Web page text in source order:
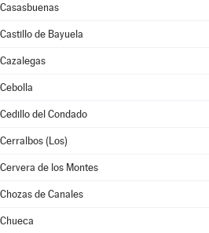
Casasbuenas
Castillo de Bayuela
Cazalegas
Cebolla
Cedillo del Condado
Cerralbos (Los)
Cervera de los Montes
Chozas de Canales
Chueca